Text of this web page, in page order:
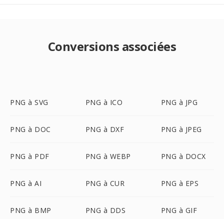
Conversions associées
PNG à SVG PNG à ICO PNG à JPG
PNG à DOC PNG à DXF PNG à JPEG
PNG à PDF PNG à WEBP PNG à DOCX
PNG à AI PNG à CUR PNG à EPS
PNG à BMP PNG à DDS PNG à GIF